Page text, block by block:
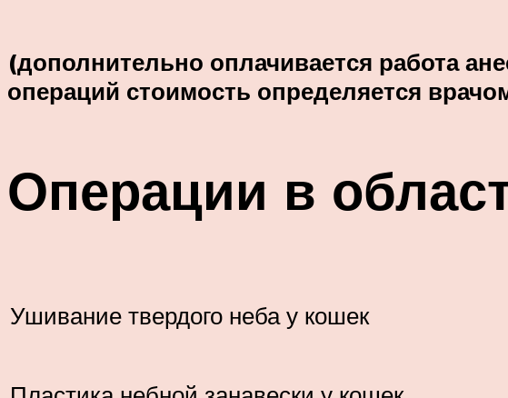
(дополнительно оплачивается работа
операций стоимость определяется
Операции в
Ушивание твердого неба у кошек